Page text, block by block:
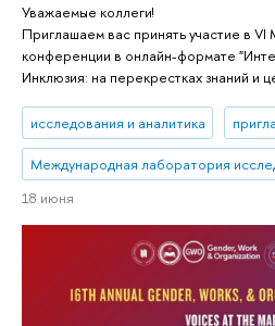
Уважаемые коллеги!
Приглашаем вас принять участие в
конференции в онлайн-формате
Инклюзия: на перекрестках знаний и
исследования и аналитика
18 июня